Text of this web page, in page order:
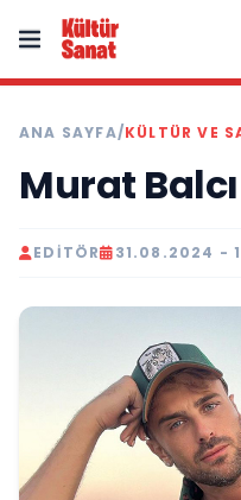
ANA SAYFA/KÜLTÜR VE
Murat
EDITÖR 31.08.2024 -